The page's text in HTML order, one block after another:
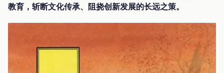
教育，斩断文化传承、阻挠创新发展的长远之策。